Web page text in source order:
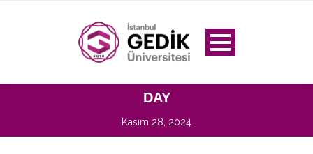
DAY
Kasım 28, 2024